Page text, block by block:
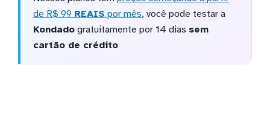
de R$ 99 REAIS por mês, você pode testar a
Kondadogratuitamente por 14 dias sem
cartão de crédito